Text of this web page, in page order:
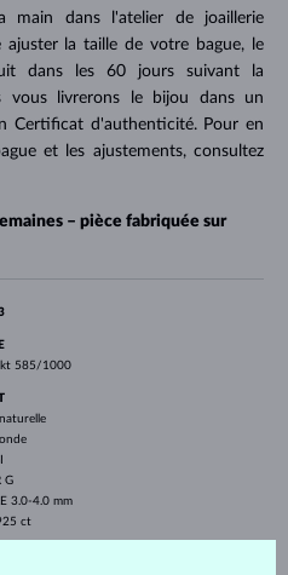
main dans l'atelier de joaillerie
ajuster la taille de votre bague, le
dans les 60 jours suivant la
vous livrerons le bijou dans un
Certificat d'authenticité. Pour en
et les ajustements, consultez
– pièce fabriquée sur
585/1000
naturelle
G
3.0-4.0 mm
ct